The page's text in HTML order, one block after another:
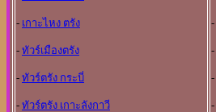
- เกาะไหง ตรัง
- ทัวร์เมืองตรัง
- ทัวร์ตรัง กระบี่
- ทัวร์ตรัง เกาะลังกาวี
-
-
-
-